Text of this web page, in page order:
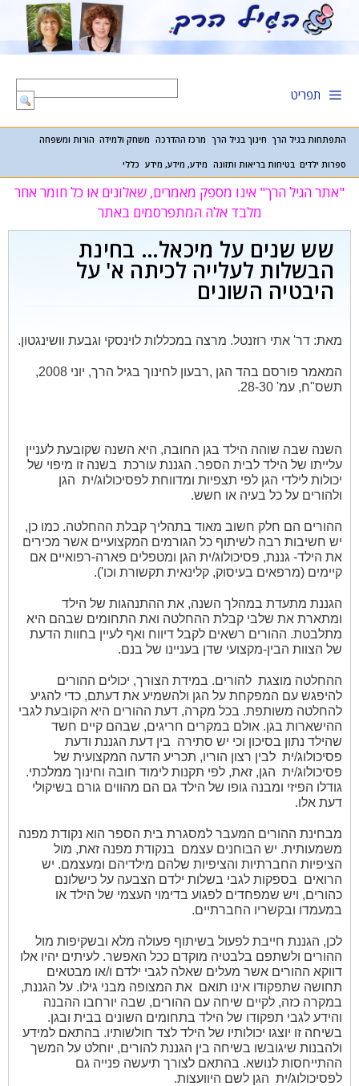
לתוכן
תפריט
התפתחות בגיל הרך חינוך בגיל הרך מרכז ההדרכה משחק ולמידה הורות ומשפחה
ספרות ילדים בטיחות בריאות ותזונה מידע, מידע, מידע כללי
"אתר הגיל הרך" אינו מספק מאמרים, שאלונים או כל חומר אחר
מלבד אלה המתפרסמים באתר
שש שנים על מיכאל… בחינת
הבשלות לעלייה לכיתה א' על
היבטיה השונים
מאת: דר' אתי רוזנטל. מרצה במכללות לוינסקי וגבעת וושינגטון.
המאמר פורסם בהד הגן ,רבעון לחינוך בגיל הרך, יוני 2008,
תשס"ח, עמ' 28-30.
השנה שבה שוהה הילד בגן החובה, היא השנה שקובעת לעניין
עלייתו של הילד לבית הספר. הגננת עורכת בשנה זו מיפוי של
יכולות לילדי הגן לפי תצפיות ומדווחת לפסיכולוג/ית הגן
ולהורים על כל בעיה או חשש.
ההורים הם חלק חשוב מאוד בתהליך קבלת ההחלטה. כמו כן,
יש חשיבות רבה לשיתוף כל הגורמים המקצועיים אשר מכירים
את הילד- גננת, פסיכולוג/ית הגן ומטפלים פארה-רפואיים אם
קיימים (מרפאים בעיסוק, קלינאית תקשורת וכו').
הגננת מתעדת במהלך השנה, את ההתנהגות של הילד
ומתארת את שלבי קבלת ההחלטה ואת התחומים שבהם היא
מתלבטת. ההורים רשאים לקבל דיווח ואף לעיין בחוות הדעת
של הצוות הבין-מקצועי שדן בעניינו של בנם.
ההחלטה מוצגת להורים. במידת הצורך, יכולים ההורים
להיפגש עם המפקחת על הגן ולהשמיע את דעתם, כדי להגיע
להחלטה משותפת. בכל מקרה, דעת ההורים היא הקובעת לגבי
ההישארות בגן. אולם במקרים חריגים, שבהם קיים חשד
שהילד נתון בסיכון וכי יש סתירה בין דעת הגננת ודעת
פסיכולוג/ית לבין רצון הוריו, תכריע הדעה המקצועית של
פסיכולוג/ית הגן, זאת, לפי תקנות לימוד חובה וחינוך ממלכתי.
גודלו הפיזי ומבנה גופו של הילד גם הם מהווים גורם בשיקולי
דעת אלו.
מבחינת ההורים המעבר למסגרת בית הספר הוא נקודת מפנה
משמעותית. יש הבוחנים עצמם בנקודת מפנה זאת, מול
הציפיות החברתיות והציפיות שלהם מילדיהם ומעצמם. יש
הרואים בספקות לגבי בשלות ילדם הצבעה על כישלונם
כהורים, ויש שמפחדים לפגוע בדימוי העצמי של הילד או
במעמדו ובקשריו החברתיים.
לכן, הגננת חייבת לפעול בשיתוף פעולה מלא ובשקיפות מול
ההורים ולשתפם בלבטיה מוקדם ככל האפשר. לעיתים יהיו אלו
דווקא ההורים אשר מעלים שאלה לגבי ילדם ו/או מבטאים
תחושה שתפקודו אינו תואם את המצופה מבני גילו. על הגננת,
במקרה כזה, לקיים שיחה עם ההורים, שבה יורחבו ההבנה
והידע לגבי תפקודו של הילד בתחומים השונים בבית ובגן.
בשיחה זו יוצגו יכולותיו של הילד לצד חולשותיו. בהתאם למידע
ולהבנות שיגובשו בשיחה בין הגננת להורים, יוחלט על המשך
ההתייחסות לנושא. בהתאם לצורך תיעשה פנייה גם
לפסיכולוג/ית הגן לשם היוועצות.